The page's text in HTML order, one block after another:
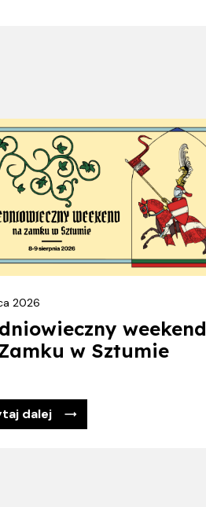
2026
weekend
w Sztumie
dalej